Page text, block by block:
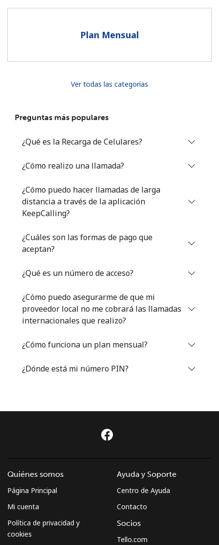
Al abrir una cuenta en este sitio web, estoy de acuerdo con
¿Olvidaste tu contraseña? →
Iniciar Sesión
Plan Mensual
Ver todas las categorías
Preguntas más populares
¿Qué es la Recarga de Celulares?
¿Cómo realizo una llamada?
¿Cómo puedo hacer llamadas de larga
distancia a través de la aplicación
KeepCalling?
¿Cuáles son las formas de pago que
aceptan?
¿Qué es un número de acceso?
¿Cómo puedo asegurarme de que mi
proveedor local no me cobrará las llamadas
internacionales que realizo?
¿Cómo funciona un plan mensual?
¿Dónde está mi número PIN?
Quiénes somos
Página Principal
Mi cuenta
Política de privacidad y
cookies
Ayuda y Soporte
Centro de Ayuda
Contacto
Socios
Tello.com